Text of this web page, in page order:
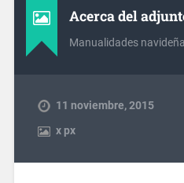
Acerca del
Manualidades
11 noviembre, 2015
xpx